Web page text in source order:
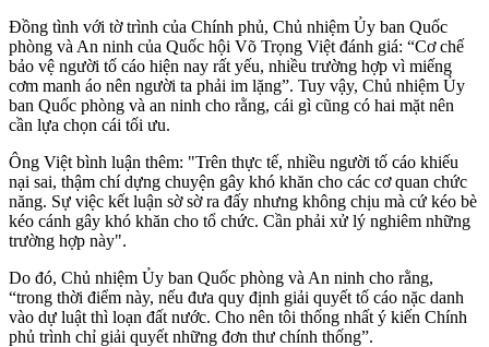
Đồng tình với tờ trình của Chính phủ, Chủ nhiệm Ủy ban Quốc
phòng và An ninh của Quốc hội Võ Trọng Việt đánh giá: “Cơ chế
bảo vệ người tố cáo hiện nay rất yếu, nhiều trường hợp vì miếng
cơm manh áo nên người ta phải im lặng”. Tuy vậy, Chủ nhiệm Ủy
ban Quốc phòng và an ninh cho rằng, cái gì cũng có hai mặt nên
cần lựa chọn cái tối ưu.
Ông Việt bình luận thêm: "Trên thực tế, nhiều người tố cáo khiếu
nại sai, thậm chí dựng chuyện gây khó khăn cho các cơ quan chức
năng. Sự việc kết luận sờ sờ ra đấy nhưng không chịu mà cứ kéo bè
kéo cánh gây khó khăn cho tổ chức. Cần phải xử lý nghiêm những
trường hợp này".
Do đó, Chủ nhiệm Ủy ban Quốc phòng và An ninh cho rằng,
“trong thời điểm này, nếu đưa quy định giải quyết tố cáo nặc danh
vào dự luật thì loạn đất nước. Cho nên tôi thống nhất ý kiến Chính
phủ trình chỉ giải quyết những đơn thư chính thống”.